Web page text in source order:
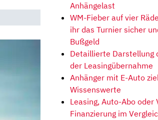
Anhängelast
WM-Fieber auf vier
ihr das Turnier sicher
Bußgeld
Detaillierte Darstellung
der Leasingübernahme
Anhänger mit E-Auto
Wissenswerte
Leasing, Auto-Abo oder
Finanzierung im